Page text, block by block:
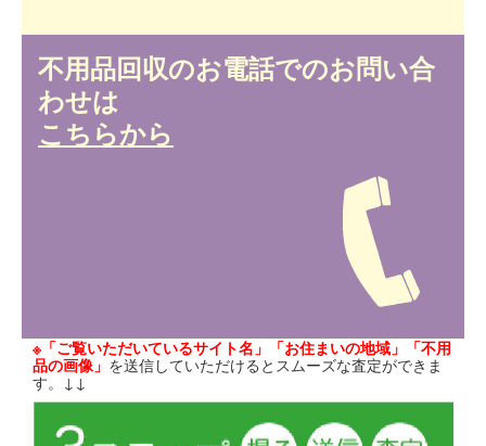
不用品回収のお電話でのお問い合
わせは
こちらから
※「ご覧いただいているサイト名」「お住まいの地域」「不用
品の画像」 を送信していただけるとスムーズな査定ができま
す。↓↓